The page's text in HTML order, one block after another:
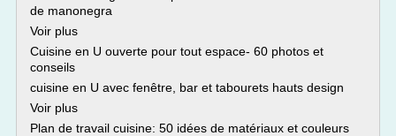
de manonegra
Voir plus
Cuisine en U ouverte pour tout espace- 60 photos et
conseils
cuisine en U avec fenêtre, bar et tabourets hauts design
Voir plus
Plan de travail cuisine: 50 idées de matériaux et couleurs